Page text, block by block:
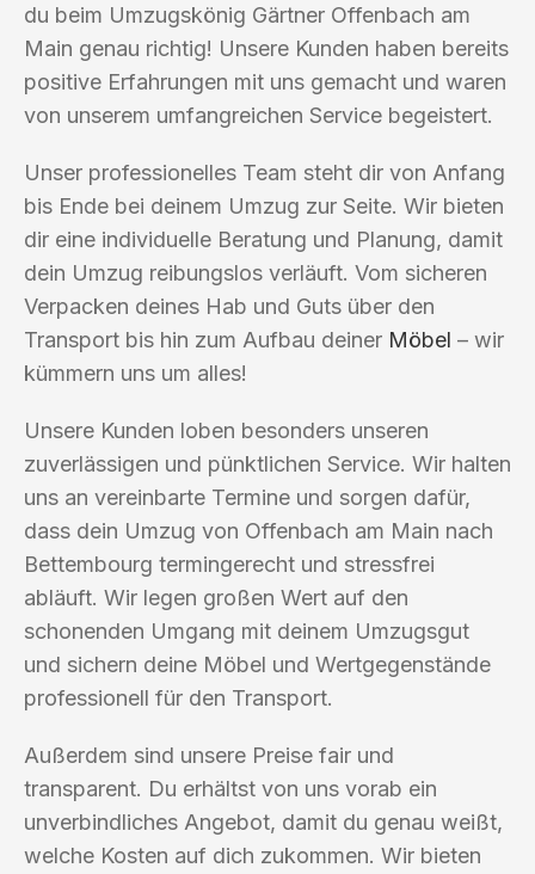
du beim Umzugskönig Gärtner Offenbach am
Main genau richtig! Unsere Kunden haben bereits
positive Erfahrungen mit uns gemacht und waren
von unserem umfangreichen Service begeistert.
Unser professionelles Team steht dir von Anfang
bis Ende bei deinem Umzug zur Seite. Wir bieten
dir eine individuelle Beratung und Planung, damit
dein Umzug reibungslos verläuft. Vom sicheren
Verpacken deines Hab und Guts über den
Transport bis hin zum Aufbau deiner Möbel – wir
kümmern uns um alles!
Unsere Kunden loben besonders unseren
zuverlässigen und pünktlichen Service. Wir halten
uns an vereinbarte Termine und sorgen dafür,
dass dein Umzug von Offenbach am Main nach
Bettembourg termingerecht und stressfrei
abläuft. Wir legen großen Wert auf den
schonenden Umgang mit deinem Umzugsgut
und sichern deine Möbel und Wertgegenstände
professionell für den Transport.
Außerdem sind unsere Preise fair und
transparent. Du erhältst von uns vorab ein
unverbindliches Angebot, damit du genau weißt,
welche Kosten auf dich zukommen. Wir bieten